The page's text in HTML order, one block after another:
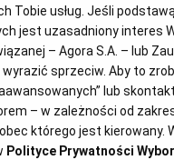
KIELCE
KOSZALIN
KRAKÓW
MAGAZYN O
GAZETA.PL
TOK FM
SPORT.PL
90 minut
Tobie usług. Jeśli
jest uzasadniony interes
– Agora S.A. – lub
sprzeciw. Aby to
lub
– w zależności od
którego jest kierowany.
Polityce Prywatności